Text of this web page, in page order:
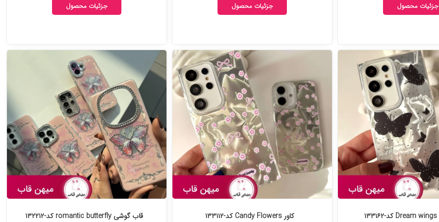
جزئیات محصول جزئیات محصول جزئیات محصول
کاور Candy Flowers کد-۱۳۳۱۱۲ قاب گوشی romantic butterfly کد-۱۳۲۲۱۲